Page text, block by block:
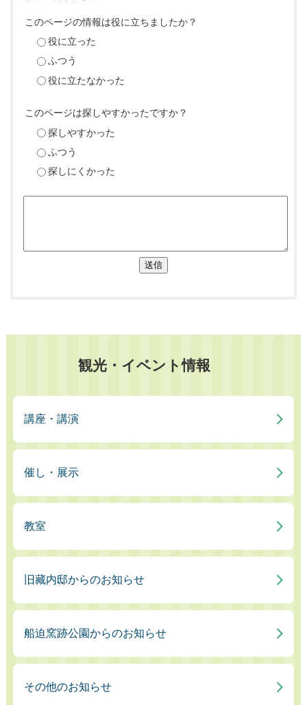
このページの情報は役に立ちましたか？
役に立った
ふつう
役に立たなかった
このページは探しやすかったですか？
探しやすかった
ふつう
探しにくかった
送信
観光・イベント情報
講座・講演
催し・展示
教室
旧藏内邸からのお知らせ
船迫窯跡公園からのお知らせ
その他のお知らせ